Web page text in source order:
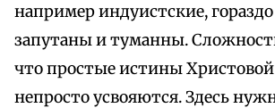
например индуистские, гораздо
запутаны и туманны.
что простые истины
непросто усвояются. Здесь